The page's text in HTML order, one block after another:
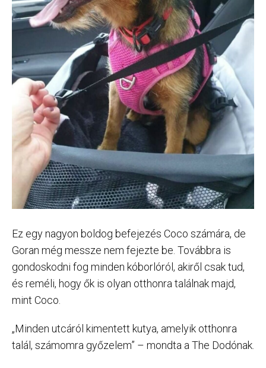
Ez egy nagyon boldog befejezés Coco számára, de
Goran még messze nem fejezte be. Továbbra is
gondoskodni fog minden kóborlóról, akiről csak tud,
és reméli, hogy ők is olyan otthonra találnak majd,
mint Coco.
„Minden utcáról kimentett kutya, amelyik otthonra
talál, számomra győzelem” – mondta a The Dodónak.